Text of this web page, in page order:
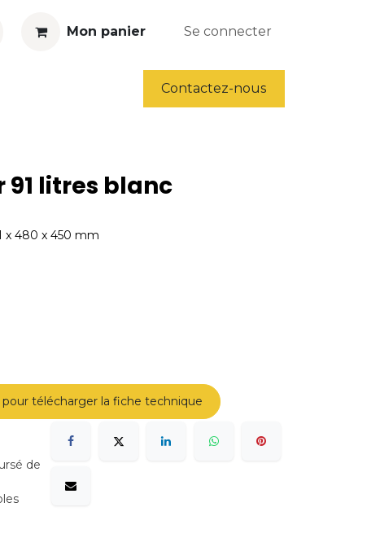
Mon panier Se connecter
Contactez-nous
litres blanc
x 480 x 450 mm
télécharger la fiche technique
de